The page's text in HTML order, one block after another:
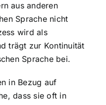
aus anderen
Sprache nicht
wird als
trägt zur Kontinuität
Sprache bei.
in Bezug auf
dass sie oft in